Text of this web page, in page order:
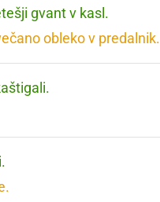
gvant v kasl.
obleko v predalnik.